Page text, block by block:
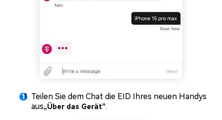
Teilen Sie dem Chat die EID Ihres neuen Handys
aus„Über das Gerät“.